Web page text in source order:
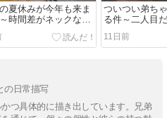
夏休みが今年も来ま
時間差がネックな件
ついつい弟ち
る件～二人目
なのか～
11日前
の日常描写
つ具体的に描き出しています。兄弟